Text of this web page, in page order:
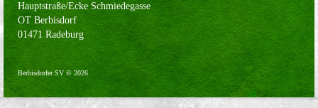
Hauptstraße/Ecke Schmiedegasse
OT Berbisdorf
01471 Radeburg
Berbisdorfer SV © 2026